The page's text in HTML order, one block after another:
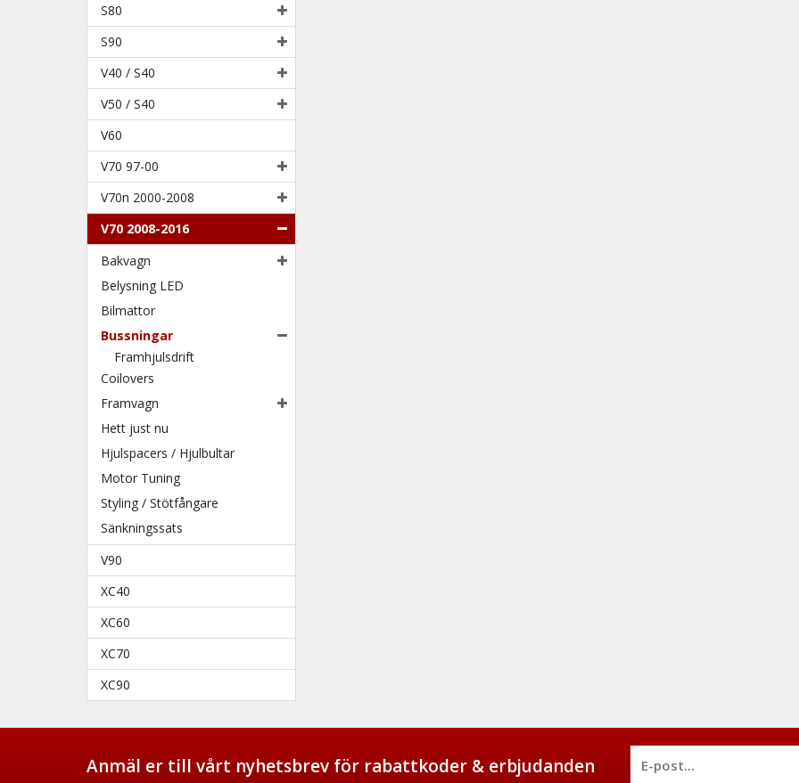
S80
S90
V40 / S40
V50 / S40
V60
V70 97-00
V70n 2000-2008
V70 2008-2016
Bakvagn
Belysning LED
Bilmattor
Bussningar
Framhjulsdrift
Coilovers
Framvagn
Hett just nu
Hjulspacers / Hjulbultar
Motor Tuning
Styling / Stötfångare
Sänkningssats
V90
XC40
XC60
XC70
XC90
Anmäl er till vårt nyhetsbrev för rabattkoder & erbjudanden